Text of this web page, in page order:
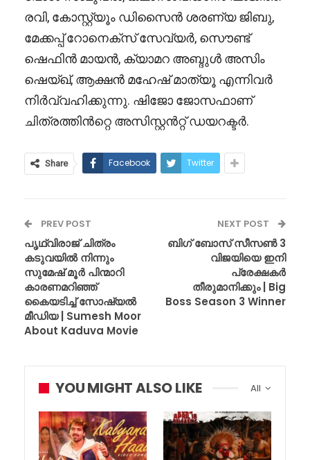
രവി, കോസ്റ്റ്യൂം ഡിസൈൻ ശരണ്യ ജിബു,
മേക്കപ്പ് റോനെക്സ് സേവ്യർ, സൌണ്ട്
ഷെഫിൻ മായൻ, ക്യാമറ അബ്ദുൾ അസിം
ഷെയ്ഖ്, ആക്ഷൻ മഹേഷ് മാത്യൂ എന്നിവർ
നിർവ്വഹിക്കുന്നു. ഷിജോ ജോസഫാണ്
ചിത്രത്തിൻറ്റെ അസിസ്റ്റൻറ്റ് ഡയറക്ടർ.
Share Facebook Twitter
PREV POST
പൃഥ്വിരാജ് ചിത്രം
കടുവയിൽ നിന്നും
സുമേഷ് മൂർ പിന്മാറി
കാരണമറിഞ്ഞ്
കൈയടിച്ച് സോഷ്യൽ
മീഡിയ | Sumesh Moor
About Kaduva Movie
NEXT POST
ബിഗ് ബോസ് സീസൺ 3
വിജയിയെ ഇനി
പ്രേക്ഷകർ
തീരുമാനിക്കും | Big
Boss Season 3 Winner
All
YOU MIGHT ALSO LIKE